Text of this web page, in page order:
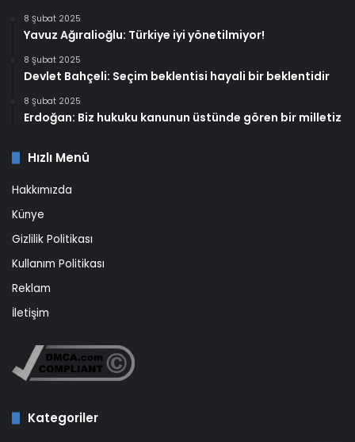
8 Şubat 2025
Yavuz Ağıralioğlu: Türkiye iyi yönetilmiyor!
8 Şubat 2025
Devlet Bahçeli: Seçim beklentisi hayali bir beklentidir
8 Şubat 2025
Erdoğan: Biz hukuku kanunun üstünde gören bir milletiz
Hızlı Menü
Hakkımızda
Künye
Gizlilik Politikası
Kullanım Politikası
Reklam
İletişim
Kategoriler